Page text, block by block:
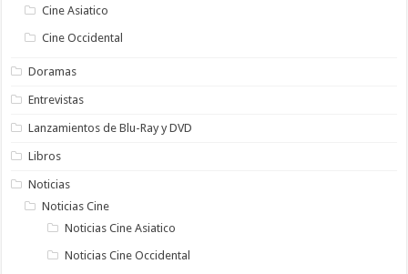
Cine Asiatico
Cine Occidental
Doramas
Entrevistas
Lanzamientos de Blu-Ray y DVD
Libros
Noticias
Noticias Cine
Noticias Cine Asiatico
Noticias Cine Occidental